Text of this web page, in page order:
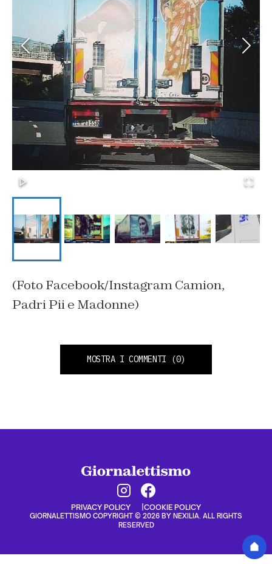
(Foto Facebook/Instagram Camion,
Padri Pii e Madonne)
MOSTRA I COMMENTI (0)
PRIVACY POLICY COOKIE POLICY
GIORNALETTISMO COPYRIGHT © 2026 BY NEXILIA. ALL RIGHTS
RESERVED